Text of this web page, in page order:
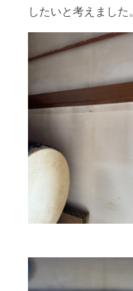
したいと考えました。